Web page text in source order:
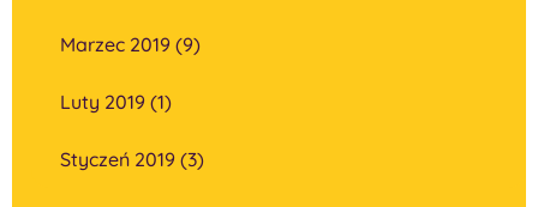
Marzec 2019 (9)
Luty 2019 (1)
Styczeń 2019 (3)